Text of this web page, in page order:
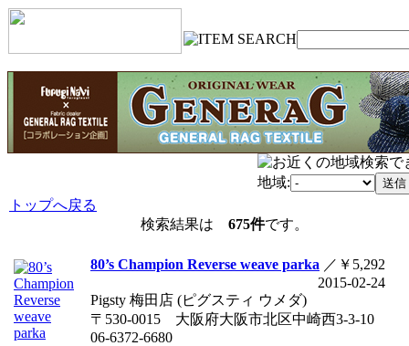
地域:
トップへ戻る
検索結果は 675件です。
80’s Champion Reverse weave parka ／￥5,292
2015-02-24
Pigsty 梅田店 (ピグスティ ウメダ)
〒530-0015 大阪府大阪市北区中崎西3-3-10
06-6372-6680